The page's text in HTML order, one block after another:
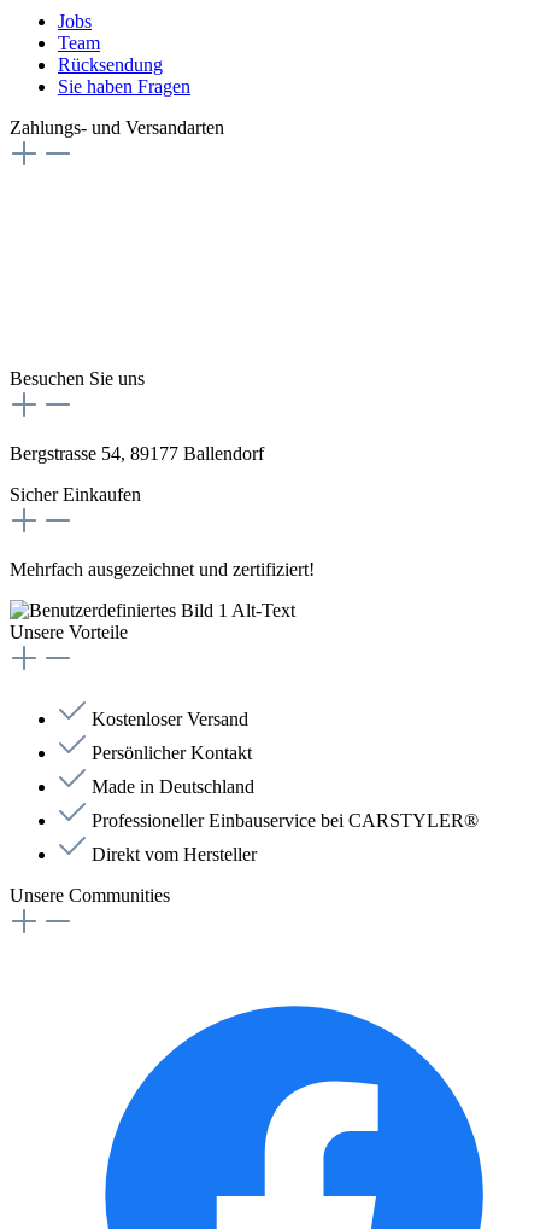
Jobs
Team
Rücksendung
Sie haben Fragen
Zahlungs- und Versandarten
Besuchen Sie uns
Bergstrasse 54, 89177 Ballendorf
Sicher Einkaufen
Mehrfach ausgezeichnet und zertifiziert!
Unsere Vorteile
Kostenloser Versand
Persönlicher Kontakt
Made in Deutschland
Professioneller Einbauservice bei CARSTYLER®
Direkt vom Hersteller
Unsere Communities